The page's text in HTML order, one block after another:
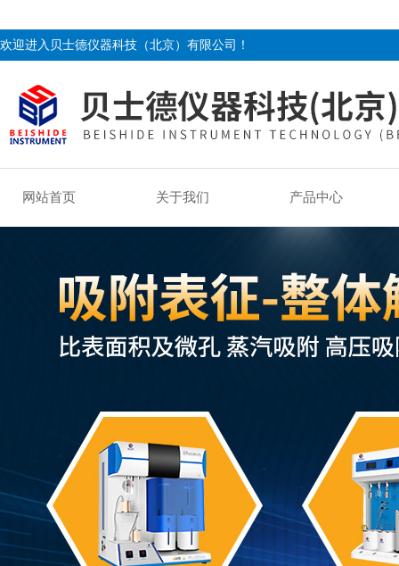
欢迎进入贝士德仪器科技（北京）有限公司！
网站首页 关于我们 产品中心